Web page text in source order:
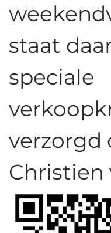
staat
speciale
verzorgd
Christien